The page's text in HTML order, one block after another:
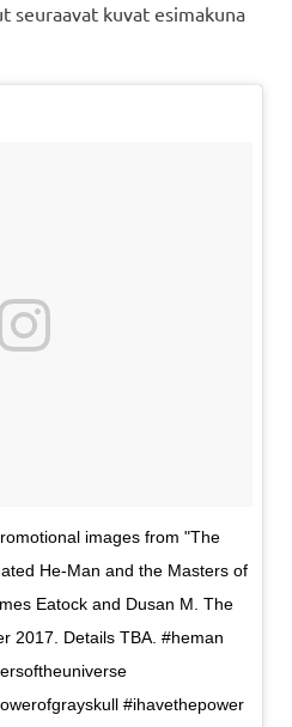
seuraavat kuvat esimakuna
images from "The
He-Man and the Masters of
Eatock and Dusan M. The
2017. Details TBA. #heman
#ihavethepower